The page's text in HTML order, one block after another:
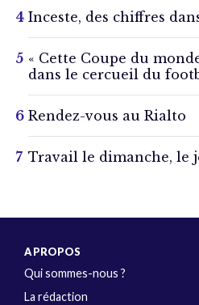
Inceste, des chiffres
« Cette Coupe du
dans le cercueil du
Rendez-vous au Rialto
Travail le dimanche, le
A PROPOS
Qui sommes-nous ?
La rédaction